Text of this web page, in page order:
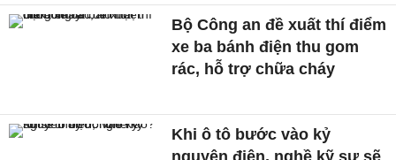
Bộ Công an đề xuất thí điểm
xe ba bánh điện thu gom
rác, hỗ trợ chữa cháy
Khi ô tô bước vào kỷ